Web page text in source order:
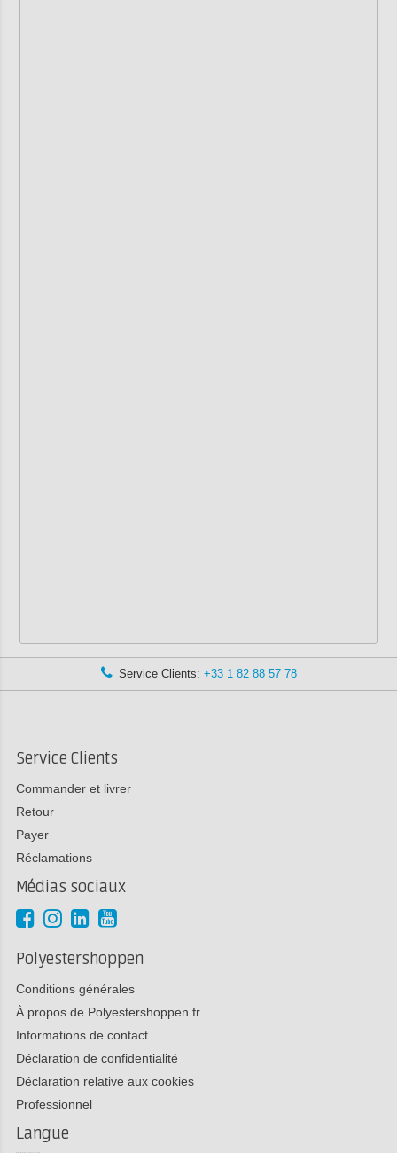
Service Clients: +33 1 82 88 57 78
Service Clients
Commander et livrer
Retour
Payer
Réclamations
Médias sociaux
Polyestershoppen
Conditions générales
À propos de Polyestershoppen.fr
Informations de contact
Déclaration de confidentialité
Déclaration relative aux cookies
Professionnel
Langue